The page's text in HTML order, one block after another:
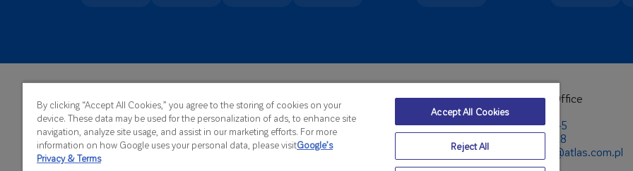
ATLAS Sp. z o.o.
Kilińskiego 2
91-421 Łódź
Headquarters:
Telephone: +48 42 631 88 00
Fax:+48 42 631 88 88
E-Mail:atlas@atlas.com.pl
Foreign Sales Office
Telephone:
+48 42 631 87 45
+48 42 631 88 18
E-Mail:
export@atlas.com.pl
By clicking “Accept All Cookies,” you agree to the storing of cookies on your
device. These data may be used for the personalization of ads, to enhance site
navigation, analyze site usage, and assist in our marketing efforts. For more
information on how Google uses your personal data, please visitGoogle’s
Privacy & Terms
Accept All Cookies
Reject All